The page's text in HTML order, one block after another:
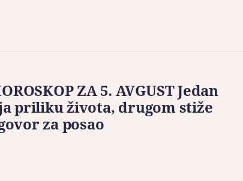
ZA 5. AVGUST Jedan
priliku života, drugom stiže
za posao